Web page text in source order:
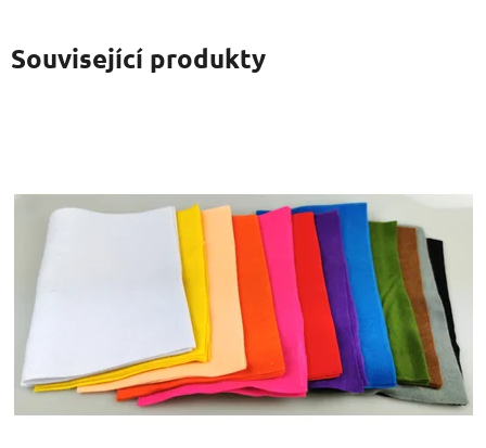
Související produkty